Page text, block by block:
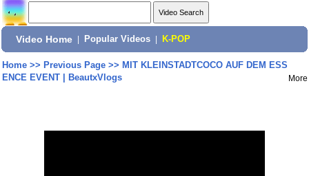
Video Home Popular Videos K-POP
Home>> Previous Page>> MIT KLEINSTADTCOCO AUF DEM ESS
ENCE EVENT | BeautxVlogs
More